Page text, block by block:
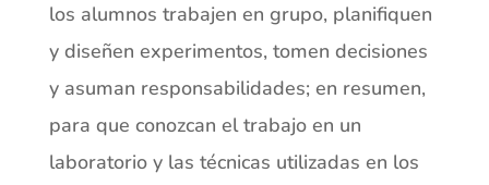
los alumnos trabajen en grupo, planifiquen
y diseñen experimentos, tomen decisiones
y asuman responsabilidades; en resumen,
para que conozcan el trabajo en un
laboratorio y las técnicas utilizadas en los